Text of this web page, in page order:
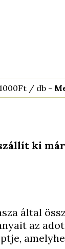
1000Ft / db -
ki
által
az